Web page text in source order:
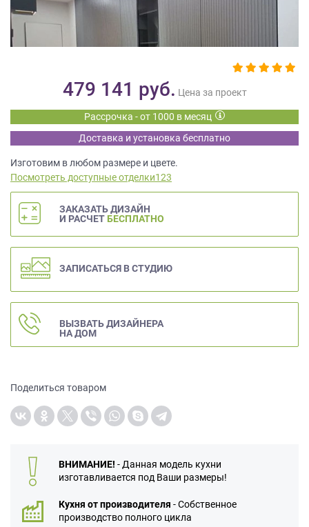
479 141 руб. Цена за проект
Рассрочка - от 1000 в месяц
Доставка и установка бесплатно
Изготовим в любом размере и цвете.
Посмотреть доступные отделки123
ЗАКАЗАТЬ ДИЗАЙН
И РАСЧЕТ БЕСПЛАТНО
ЗАПИСАТЬСЯ В СТУДИЮ
ВЫЗВАТЬ ДИЗАЙНЕРА
НА ДОМ
Поделиться товаром
ВНИМАНИЕ! - Данная модель кухни
изготавливается под Ваши размеры!
Кухня от производителя - Собственное
производство полного цикла
обработку
персональных
на
обработку
метрическими
программами
порядке
условиях
Политики
данных.